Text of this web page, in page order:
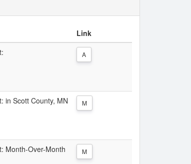
Link
A
in Scott County, MN M
Month-Over-Month
M